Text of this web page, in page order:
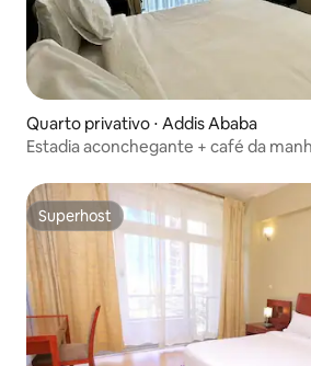
Quarto privativo ⋅ Addis Ababa
Estadia aconchegante + café da
Superhost
Superhost